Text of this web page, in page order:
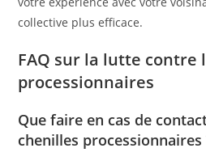
collective plus efficace.
FAQ sur la lutte contre
processionnaires
Que faire en cas de
chenilles processionnaires